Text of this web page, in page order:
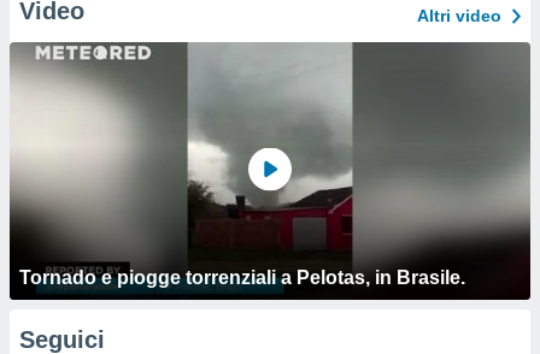
Video Altri video
Tornado e piogge torrenziali a Pelotas, in Brasile.
Seguici